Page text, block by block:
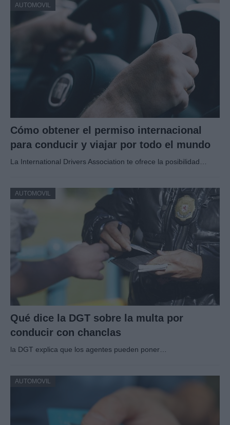
AUTOMOVIL
Cómo obtener el permiso internacional
para conducir y viajar por todo el mundo
La International Drivers Association te ofrece la posibilidad…
AUTOMOVIL
Qué dice la DGT sobre la multa por
conducir con chanclas
la DGT explica que los agentes pueden poner…
AUTOMOVIL